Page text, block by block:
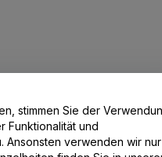
stimmen Sie der
Funktionalität und